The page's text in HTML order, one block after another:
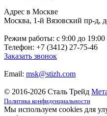
Адрес в Москве
Москва, 1-й Вязовский пр-д,
Режим работы: c 9:00 до
Телефон: +7 (3412) 27-75-46
Заказать звонок
Email: msk@stizh.com
© 2016-2026 Сталь Трейд
Политика конфиденциальности
Мы используем cookies для